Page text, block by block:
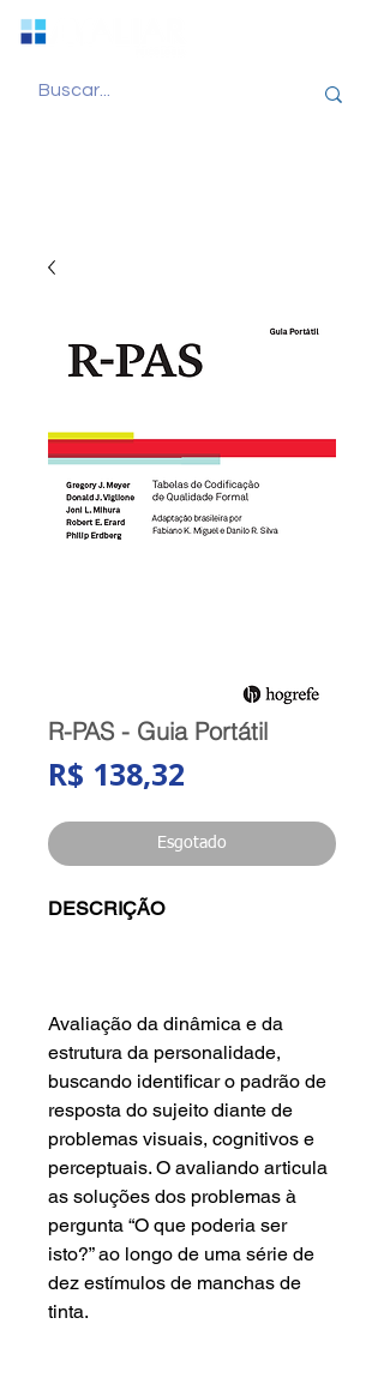
R-PAS - Guia Portátil
R$ 138,32
Esgotado
DESCRIÇÃO
Avaliação da dinâmica e da
estrutura da personalidade,
buscando identificar o padrão de
resposta do sujeito diante de
problemas visuais, cognitivos e
perceptuais. O avaliando articula
as soluções dos problemas à
pergunta “O que poderia ser
isto?” ao longo de uma série de
dez estímulos de manchas de
tinta.